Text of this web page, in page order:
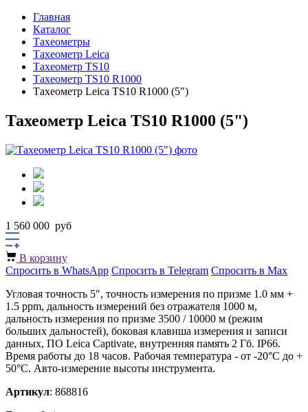
Главная
Каталог
Тахеометры
Тахеометр Leica
Тахеометр TS10
Тахеометр TS10 R1000
Тахеометр Leica TS10 R1000 (5")
Тахеометр Leica TS10 R1000 (5")
1 560 000 руб
В корзину
Спросить в WhatsApp Спросить в Telegram Спросить в Max
Угловая точность 5", точность измерения по призме 1.0 мм +
1.5 ррm, дальность измерений без отражателя 1000 м,
дальность измерения по призме 3500 / 10000 м (режим
больших дальностей), боковая клавиша измерения и записи
данных, ПО Leica Captivate, внутренняя память 2 Гб. IP66.
Время работы до 18 часов. Рабочая температура - от -20°C до +
50°C. Авто-измерение высоты инструмента.
Артикул: 868816